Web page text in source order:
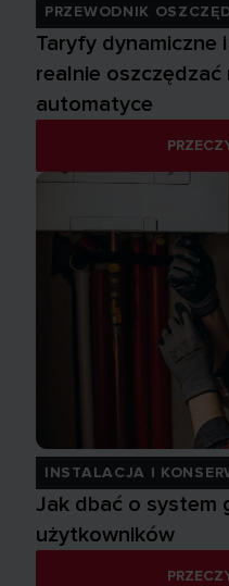
PRZEWODNIK
Taryfy dynamiczne
realnie oszczędzać
automatyce
INSTALACJA I
Jak dbać o system
użytkowników